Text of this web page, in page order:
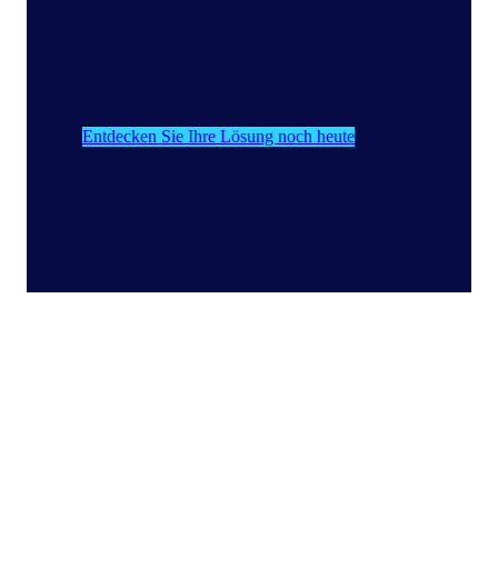
Entdecken Sie Ihre Lösung noch heute